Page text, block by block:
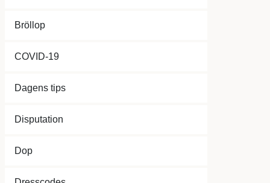
Bröllop
COVID-19
Dagens tips
Disputation
Dop